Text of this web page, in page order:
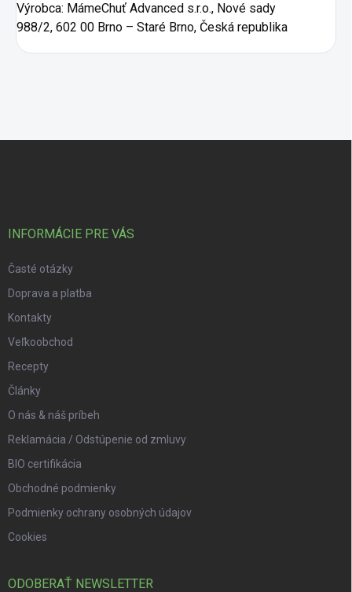
Výrobca: MámeChuť Advanced s.r.o., Nové sady
988/2, 602 00 Brno – Staré Brno, Česká republika
INFORMÁCIE PRE VÁS
Časté otázky
Doprava a platba
Kontakty
Veľkoobchod
Recepty
Články
O nás & náš príbeh
Reklamácia / Odstúpenie od zmluvy
BIO certifikácia
Obchodné podmienky
Podmienky ochrany osobných údajov
Cookies
ODOBERAŤ NEWSLETTER